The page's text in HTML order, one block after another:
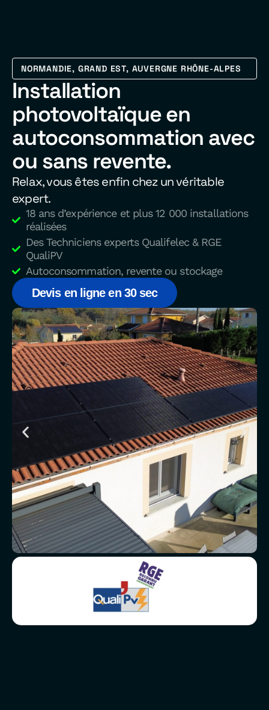
NORMANDIE, GRAND EST, AUVERGNE RHÔNE-ALPES
Installation
photovoltaïque en
autoconsommation avec
ou sans revente.
Relax, vous êtes enfin chez un véritable
expert.
18 ans d’expérience et plus 12 000 installations
réalisées
Des Techniciens experts Qualifelec & RGE
QualiPV
Autoconsommation, revente ou stockage
Devis en ligne en 30 sec